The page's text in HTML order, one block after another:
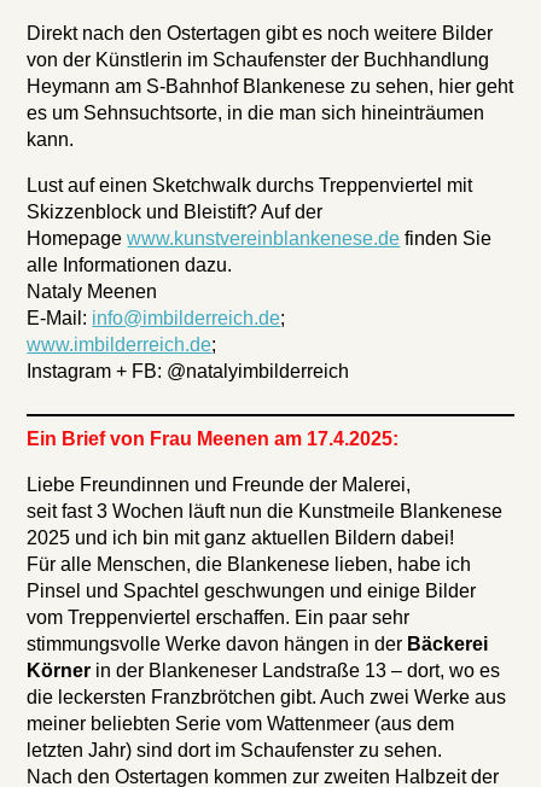
Direkt nach den Ostertagen gibt es noch weitere Bilder
von der Künstlerin im Schaufenster der Buchhandlung
Heymann am S-Bahnhof Blankenese zu sehen, hier geht
es um Sehnsuchtsorte, in die man sich hineinträumen
kann.
Lust auf einen Sketchwalk durchs Treppenviertel mit
Skizzenblock und Bleistift? Auf der
Homepagewww.kunstvereinblankenese.de finden Sie
alle Informationen dazu.
Nataly Meenen
E-Mail: info@imbilderreich.de;
www.imbilderreich.de;
Instagram + FB: @natalyimbilderreich
Ein Brief von Frau Meenen am 17.4.2025:
Liebe Freundinnen und Freunde der Malerei,
seit fast 3 Wochen läuft nun die Kunstmeile Blankenese
2025 und ich bin mit ganz aktuellen Bildern dabei!
Für alle Menschen, die Blankenese lieben, habe ich
Pinsel und Spachtel geschwungen und einige Bilder
vom Treppenviertel erschaffen. Ein paar sehr
stimmungsvolle Werke davon hängen in der Bäckerei
Körner in der Blankeneser Landstraße 13 – dort, wo es
die leckersten Franzbrötchen gibt. Auch zwei Werke aus
meiner beliebten Serie vom Wattenmeer (aus dem
letzten Jahr) sind dort im Schaufenster zu sehen.
Nach den Ostertagen kommen zur zweiten Halbzeit der